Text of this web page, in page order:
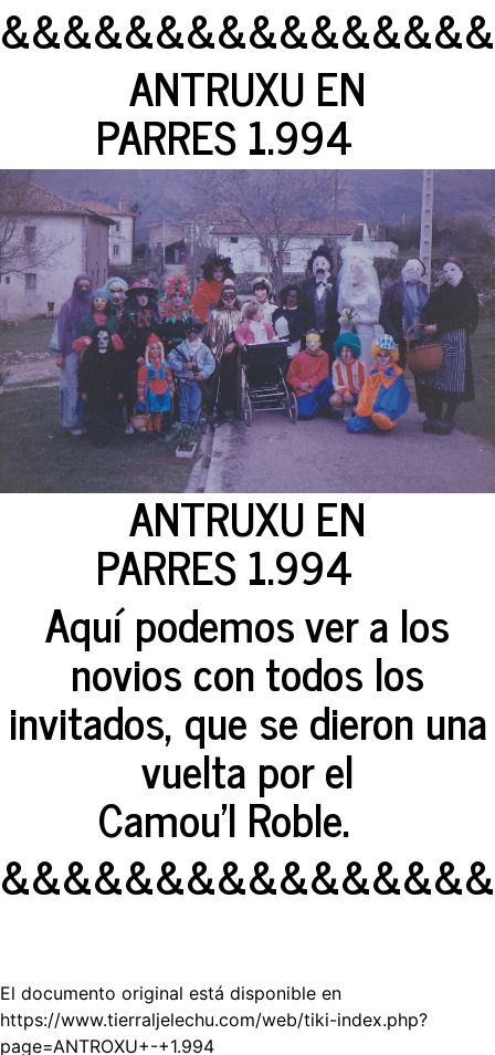
ANTRUXU EN
PARRES 1.994
ANTRUXU EN
PARRES 1.994
Aquí podemos ver a los
novios con todos los
invitados, que se dieron una
vuelta por el
Camou'l Roble.
El documento original está disponible en
https://www.tierraljelechu.com/web/tiki-index.php?
page=ANTROXU+-+1.994